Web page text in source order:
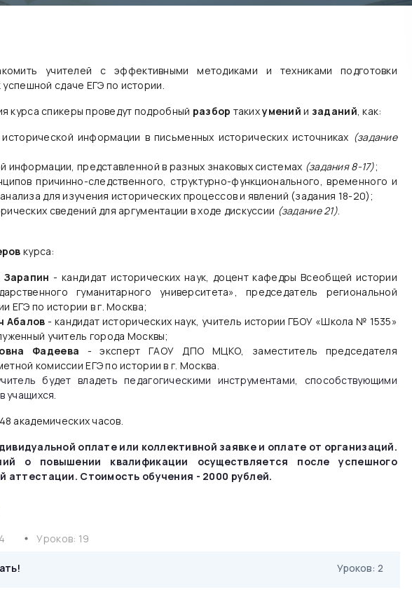
учителей с эффективными методиками и техниками подготовки
успешной сдаче ЕГЭ по истории.
курса спикеры проведут подробный разбор такихуменийи заданий, как:
информации в письменных исторических источниках (задание
информации, представленной в разных знаковых системах (задания 8-17);
причинно-следственного, структурно-функционального, временного и
для изучения исторических процессов и явлений (задания 18-20);
сведений для аргументации в ходе дискуссии (задание 21).
курса:
Зарапин- кандидат исторических наук, доцент кафедры Всеобщей истории
гуманитарного университета», председатель региональной
ЕГЭ по истории в г. Москва;
Абалов - кандидат исторических наук, учитель истории ГБОУ «Школа № 1535»
учитель города Москвы;
Фадеева - эксперт ГАОУ ДПО МЦКО, заместитель председателя
комиссии ЕГЭ по истории в г. Москва.
будет владеть педагогическими инструментами, способствующими
учащихся.
48 академических часов.
оплате или коллективной заявке и оплате от организаций.
о повышении квалификации осуществляется после успешного
аттестации. Стоимость обучения - 2000 рублей.
mdi circle Уроков: 19
Уроков: 2